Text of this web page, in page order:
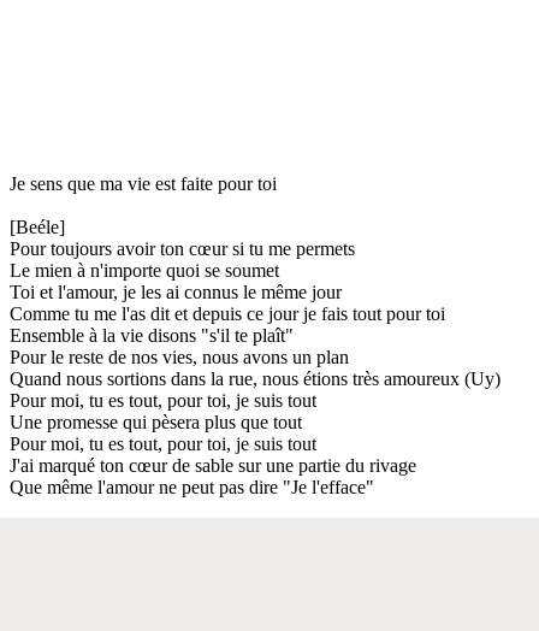
Je sens que ma vie est faite pour toi
[Beéle]
Pour toujours avoir ton cœur si tu me permets
Le mien à n'importe quoi se soumet
Toi et l'amour, je les ai connus le même jour
Comme tu me l'as dit et depuis ce jour je fais tout pour toi
Ensemble à la vie disons "s'il te plaît"
Pour le reste de nos vies, nous avons un plan
Quand nous sortions dans la rue, nous étions très amoureux (Uy)
Pour moi, tu es tout, pour toi, je suis tout
Une promesse qui pèsera plus que tout
Pour moi, tu es tout, pour toi, je suis tout
J'ai marqué ton cœur de sable sur une partie du rivage
Que même l'amour ne peut pas dire "Je l'efface"